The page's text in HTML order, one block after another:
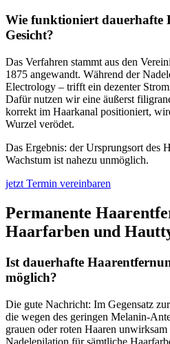
Wie funktioniert dauerhafte
Gesicht?
Das Verfahren stammt aus den
1875 angewandt. Während der
Electrology – trifft ein dezenter
Dafür nutzen wir eine äußerst
korrekt im Haarkanal positioniert,
Wurzel verödet.
Das Ergebnis: der Ursprungsort des
Wachstum ist nahezu unmöglich.
jetzt Termin vereinbaren
Permanente
Haarfarben und
Ist dauerhafte
möglich?
Die gute Nachricht: Im Gegensatz
die wegen des geringen Melanin-
grauen oder roten Haaren
Nadelepilation für sämtliche